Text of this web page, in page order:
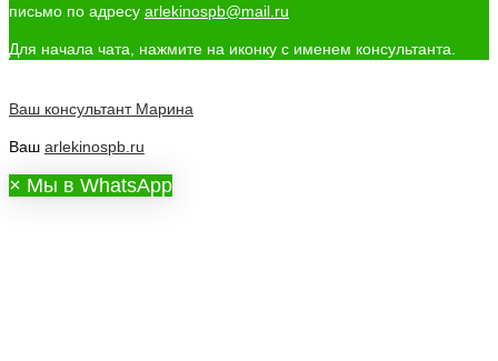
письмо по адресу arlekinospb@mail.ru
Для начала чата, нажмите на иконку с именем консультанта.
Ваш консультант Марина
Ваш arlekinospb.ru
× Мы в WhatsApp